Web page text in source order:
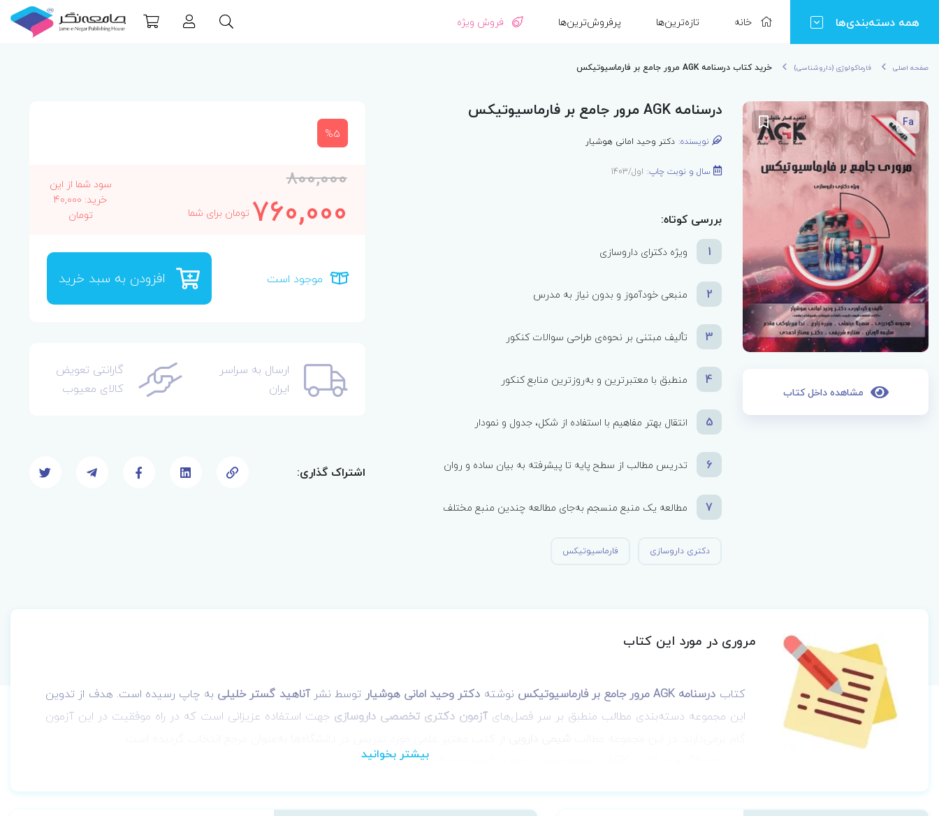
همه دسته‌بندی‌ها خانه تازه‌ترین‌ها پرفروش‌ترین‌ها فروش ویژه
صفحه اصلی فارماکولوژی (داروشناسی) خرید کتاب درسنامه AGK مرور جامع بر فارماسیوتیکس
Fa
مشاهده داخل کتاب
درسنامه AGK مرور جامع بر فارماسیوتیکس
نویسنده: دکتر وحید امانی هوشیار
سال و نوبت چاپ: اول/1403
بررسی کوتاه:
1
ویژه دکترای داروسازی
2 منبعی خودآموز و بدون نیاز به مدرس
3 تألیف مبتنی بر نحوه‌ی طراحی سوالات کنکور
4 منطبق با معتبرترین و به‌روزترین منابع کنکور
5 انتقال بهتر مفاهیم با استفاده از شکل، جدول و نمودار
6 تدریس مطالب از سطح پایه تا پیشرفته به بیان ساده و روان
7 مطالعه یک منبع منسجم به‌جای مطالعه چندین منبع مختلف
دکتری داروسازی فارماسیوتیکس
%5
800,000
760,000 تومان برای شما
سود شما از این
خرید: 40,000
تومان
موجود است افزودن به سبد خرید
ارسال به سراسر
ایران
گارانتی تعویض
کالای معیوب
اشتراک گذاری:
مروری در مورد این کتاب
کتاب درسنامه AGK مرور جامع بر فارماسیوتیکس نوشته دکتر وحید امانی هوشیار توسط نشر آناهید گستر خلیلی به چاپ رسیده است. هدف از تدوین
این مجموعه دسته‌بندی مطالب منطبق بر سر فصل‌های آزمون دکتری تخصصی داروسازی جهت استفاده عزیزانی است که در راه موفقیت در این آزمون
تدریس مطالب از سطح پایه تا پیشرفته به بیان ساده و روان